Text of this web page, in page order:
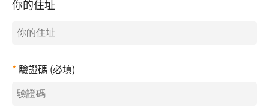
你的住址
驗證碼 (必填)